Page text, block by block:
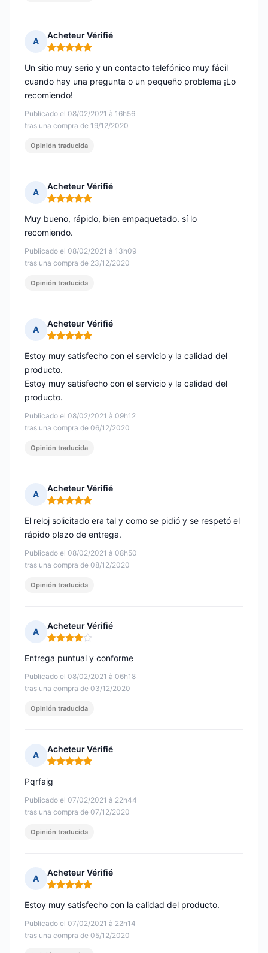
A
Acheteur Vérifié
Nota: 5 de 5
Publicado el 08/02/2021 à 16h56
tras una compra de 19/12/2020
Un sitio muy serio y un contacto telefónico muy fácil
cuando hay una pregunta o un pequeño problema ¡Lo
recomiendo!
Opinión traducida
A
Acheteur Vérifié
Nota: 5 de 5
Publicado el 08/02/2021 à 13h09
tras una compra de 23/12/2020
Muy bueno, rápido, bien empaquetado. sí lo
recomiendo.
Opinión traducida
A
Acheteur Vérifié
Nota: 5 de 5
Publicado el 08/02/2021 à 09h12
tras una compra de 06/12/2020
Estoy muy satisfecho con el servicio y la calidad del
producto.
Estoy muy satisfecho con el servicio y la calidad del
producto.
Opinión traducida
A
Acheteur Vérifié
Nota: 5 de 5
Publicado el 08/02/2021 à 08h50
tras una compra de 08/12/2020
El reloj solicitado era tal y como se pidió y se respetó el
rápido plazo de entrega.
Opinión traducida
A
Acheteur Vérifié
Nota: 4 de 5
Publicado el 08/02/2021 à 06h18
tras una compra de 03/12/2020
Entrega puntual y conforme
Opinión traducida
A
Acheteur Vérifié
Nota: 5 de 5
Publicado el 07/02/2021 à 22h44
tras una compra de 07/12/2020
Pqrfaig
Opinión traducida
A
Acheteur Vérifié
Nota: 5 de 5
Publicado el 07/02/2021 à 22h14
tras una compra de 05/12/2020
Estoy muy satisfecho con la calidad del producto.